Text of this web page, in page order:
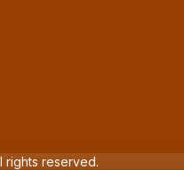
rights reserved.